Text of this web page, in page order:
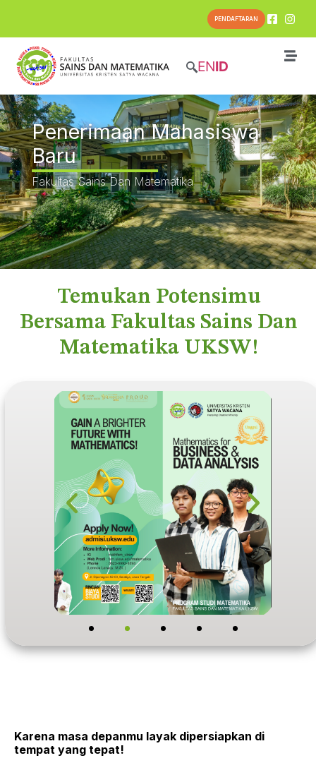
PENDAFTARAN
ENID
Penerimaan Mahasiswa
Baru
Fakultas Sains Dan Matematika
Temukan Potensimu
Bersama Fakultas Sains Dan
Matematika UKSW!
Karena masa depanmu layak dipersiapkan di
tempat yang tepat!